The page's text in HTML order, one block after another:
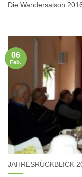
Die Wandersaison
JAHRESRÜCKBLICK
06
Feb.